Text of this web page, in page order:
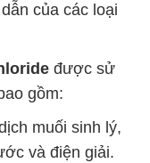
của các loại
được sử
gồm:
muối sinh lý,
và điện giải.